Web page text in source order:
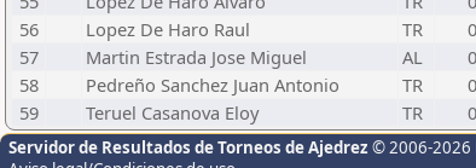
56
Lopez De Haro Raul TR 0
57
Martin Estrada Jose Miguel AL 0
58
Pedreño Sanchez Juan Antonio TR 0
59
Teruel Casanova Eloy TR 0
Servidor de Resultados de Torneos de Ajedrez © 2006-2026